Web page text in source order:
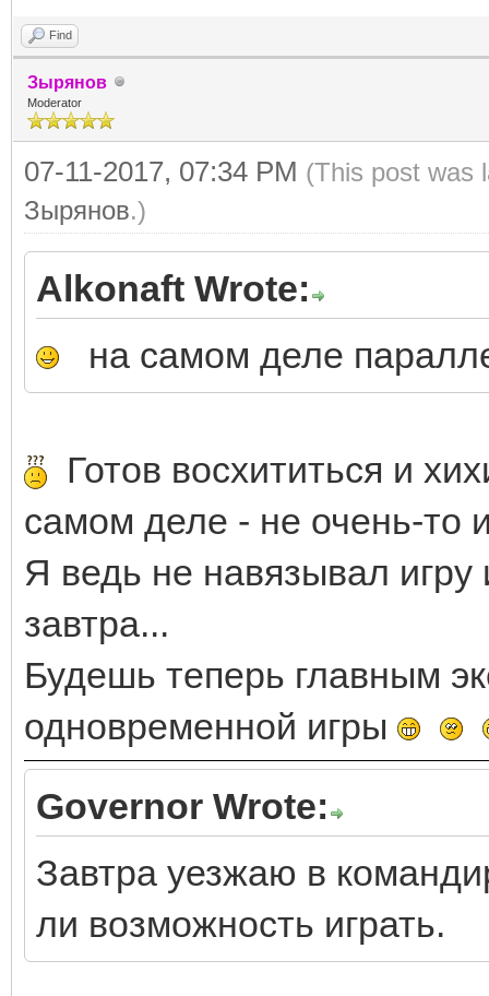
Find
Зырянов
Moderator
07-11-2017, 07:34 PM (This post was
Зырянов.)
Alkonaft Wrote:
на самом деле
Готов восхититься и
самом деле - не очень-то
Я ведь не навязывал
завтра...
Будешь теперь главным
одновременной игры
Governor Wrote:
Завтра уезжаю в
ли возможность играть.